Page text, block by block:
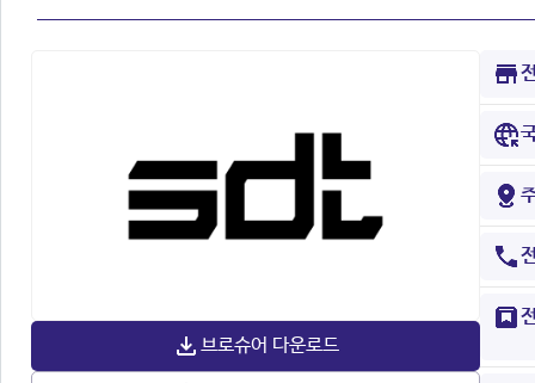
브로슈어 다운로드